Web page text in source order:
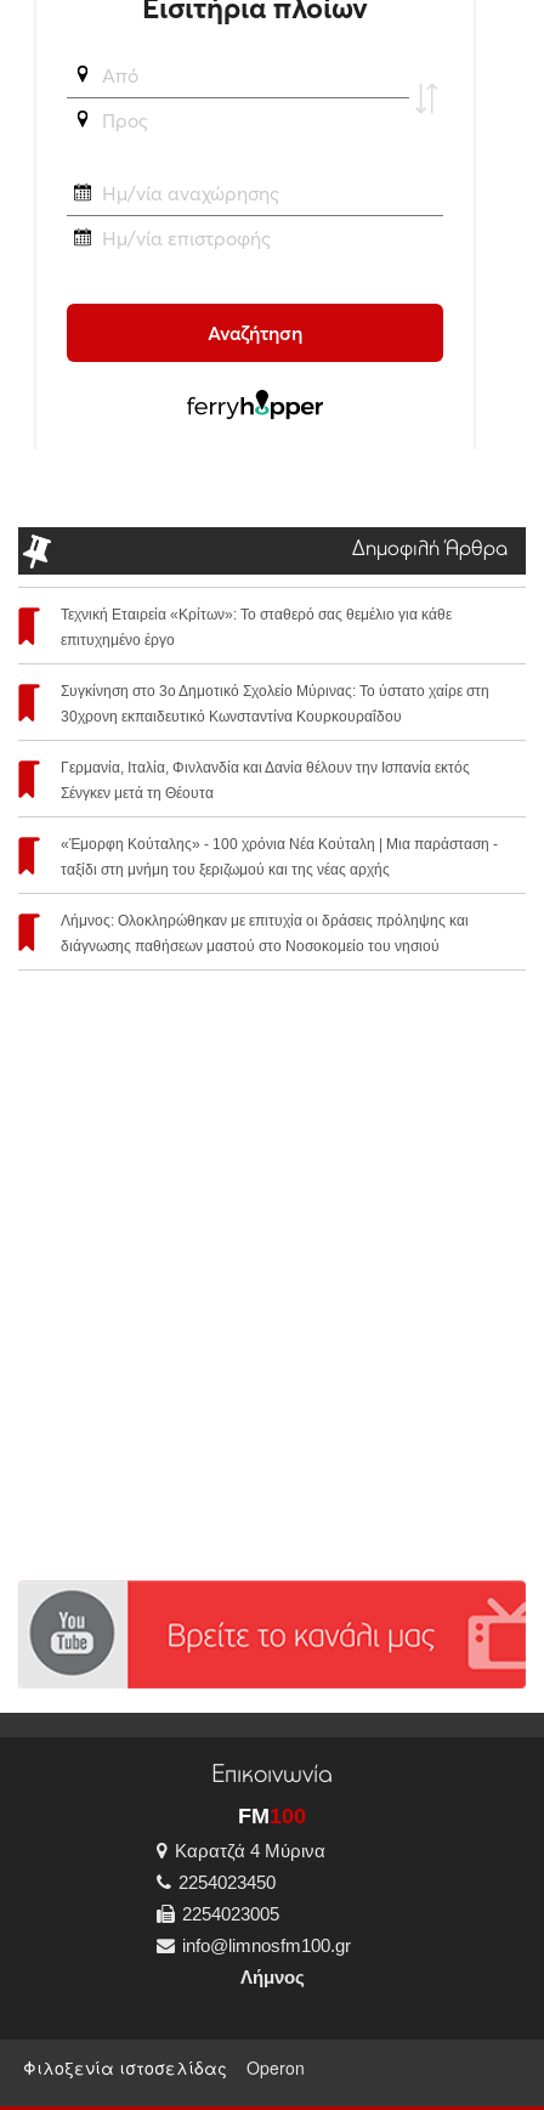
Δημοφιλή Άρθρα
Τεχνική Εταιρεία «Κρίτων»: Το σταθερό σας θεμέλιο για κάθε
επιτυχημένο έργο
Συγκίνηση στο 3ο Δημοτικό Σχολείο Μύρινας: Το ύστατο χαίρε στη
30χρονη εκπαιδευτικό Κωνσταντίνα Κουρκουραΐδου
Γερμανία, Ιταλία, Φινλανδία και Δανία θέλουν την Ισπανία εκτός
Σένγκεν μετά τη Θέουτα
«Έμορφη Κούταλης» - 100 χρόνια Νέα Κούταλη | Μια παράσταση -
ταξίδι στη μνήμη του ξεριζωμού και της νέας αρχής
Λήμνος: Ολοκληρώθηκαν με επιτυχία οι δράσεις πρόληψης και
διάγνωσης παθήσεων μαστού στο Νοσοκομείο του νησιού
Επικοινωνία
FM100
Καρατζά 4 Μύρινα
2254023450
2254023005
info@limnosfm100.gr
Λήμνος
Φιλοξενία ιστοσελίδας Operon